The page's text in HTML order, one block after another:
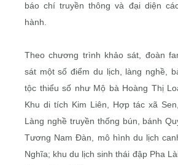
báo chí truyền thông và đại diện
hành.
Theo chương trình khảo sát, đoàn
sát một số điểm du lịch, làng nghề,
tộc thiểu số như Mộ bà Hoàng Thị
Khu di tích Kim Liên, Hợp tác xã
Làng nghề truyền thống bún, bánh
Tương Nam Đàn, mô hình du lịch
Nghĩa; khu du lịch sinh thái đập Pha